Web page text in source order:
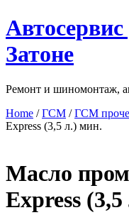
Перейти
к
содержимому
Затоне
Ремонт и шиномонтаж,
Home /ГСМ /ГСМ
Express (3,5 л.) мин.
Масло
Express